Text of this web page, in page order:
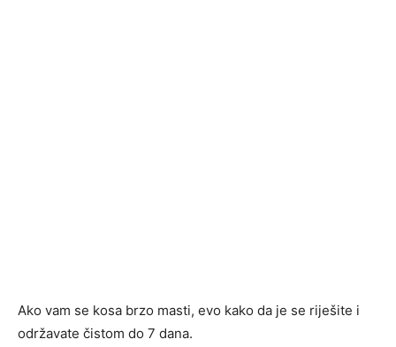
Ako vam se kosa brzo masti, evo kako da je se riješite i
održavate čistom do 7 dana.